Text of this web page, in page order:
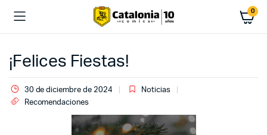
0
¡Felices Fiestas!
30 de diciembre de 2024
Noticias
Recomendaciones